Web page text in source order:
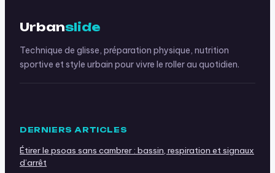
Urbanslide
Technique de glisse, préparation physique, nutrition
sportive et style urbain pour vivre le roller au quotidien.
DERNIERS ARTICLES
Étirer le psoas sans cambrer : bassin, respiration et signaux
d’arrêt